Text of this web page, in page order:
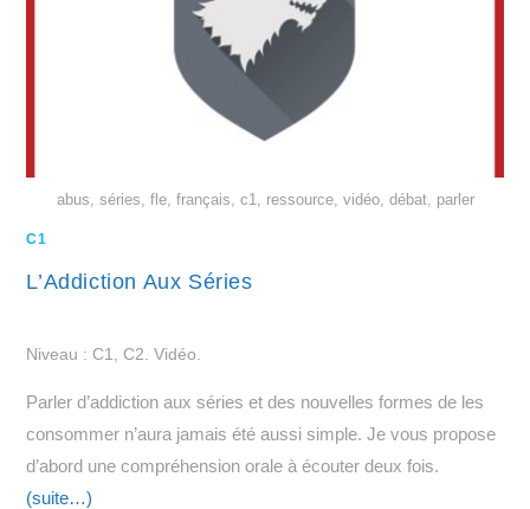
abus, séries, fle, français, c1, ressource, vidéo, débat, parler
C1
L’Addiction Aux Séries
Niveau : C1, C2. Vidéo.
Parler d’addiction aux séries et des nouvelles formes de les
consommer n’aura jamais été aussi simple. Je vous propose
d’abord une compréhension orale à écouter deux fois.
(suite…)